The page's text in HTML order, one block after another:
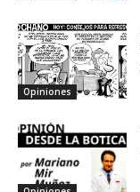
Opiniones